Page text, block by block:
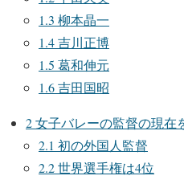
1.3 柳本晶一
1.4吉川正博
1.5 葛和伸元
1.6吉田国昭
2女子バレーの監督の現在
2.1 初の外国人監督
2.2世界選手権は4位